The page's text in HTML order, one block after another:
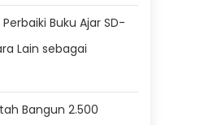
Buku Ajar SD-
Lain sebagai
Bangun 2.500